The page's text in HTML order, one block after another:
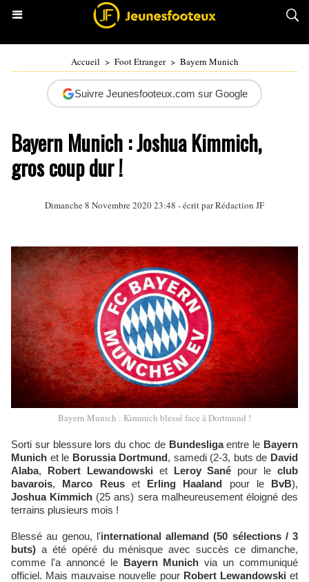
Accueil > Foot Etranger > Bayern Munich
Suivre Jeunesfooteux.com sur Google
Bayern Munich : Joshua Kimmich,
gros coup dur !
Dimanche 8 Novembre 2020 23:48 - écrit par Rédaction JF
Bayern Munich : Kimmich blessé face à Dortmund !
Sorti sur blessure lors du choc de Bundesligaentre le Bayern
Munich et le Borussia Dortmund, samedi (2-3, buts de David
Alaba, Robert Lewandowski et Leroy Sané pour le club
bavarois, Marco Reuset Erling Haaland pour le BvB),
Joshua Kimmich (25 ans) sera malheureusement éloigné des
terrains plusieurs mois !
Blessé au genou, l'international allemand (50 sélections / 3
buts) a été opéré du ménisque avec succès ce dimanche,
comme l'a annoncé le Bayern Munich via un communiqué
officiel. Mais mauvaise nouvelle pour Robert Lewandowski et